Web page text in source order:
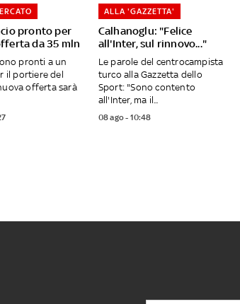
pronto per
da 35 mln
pronti a un
il portiere del
offerta sarà
Calhanoglu: "Felice
all'Inter, sul rinnovo..."
ALLA 'GAZZETTA'
Le parole del centrocampista
turco alla Gazzetta dello
Sport: "Sono contento
all'Inter, ma il...
08 ago - 10:48